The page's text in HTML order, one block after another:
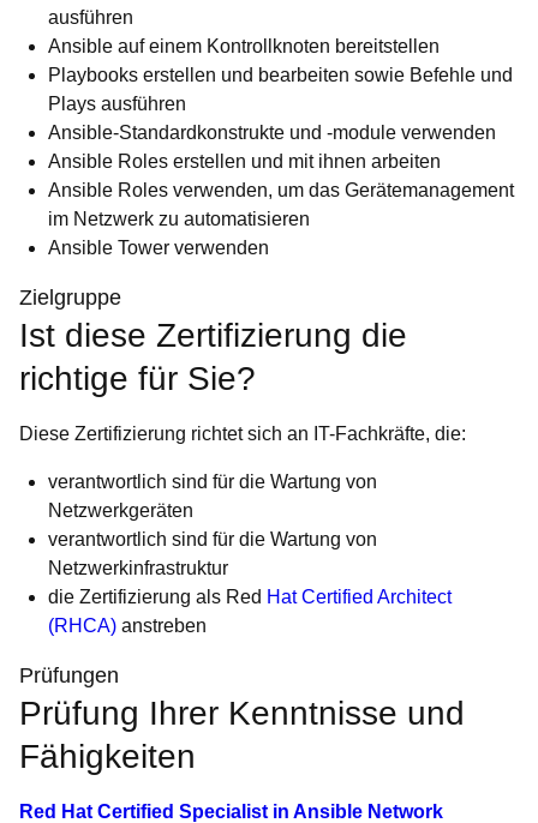
ausführen
Ansible auf einem Kontrollknoten bereitstellen
Playbooks erstellen und bearbeiten sowie Befehle und
Plays ausführen
Ansible-Standardkonstrukte und -module verwenden
Ansible Roles erstellen und mit ihnen arbeiten
Ansible Roles verwenden, um das Gerätemanagement
im Netzwerk zu automatisieren
Ansible Tower verwenden
Zielgruppe
Ist diese Zertifizierung die
richtige für Sie?
Diese Zertifizierung richtet sich an IT-Fachkräfte, die:
verantwortlich sind für die Wartung von
Netzwerkgeräten
verantwortlich sind für die Wartung von
Netzwerkinfrastruktur
die Zertifizierung als Red Hat Certified Architect
(RHCA) anstreben
Prüfungen
Prüfung Ihrer Kenntnisse und
Fähigkeiten
Red Hat Certified Specialist in Ansible Network